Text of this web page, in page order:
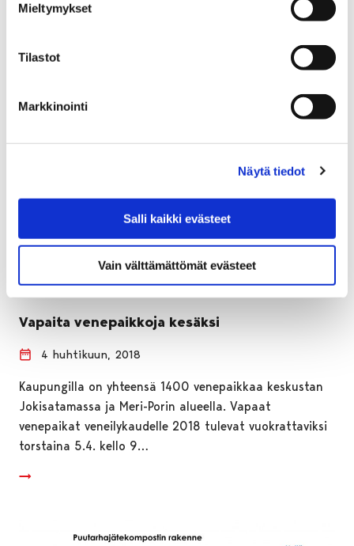
Mieltymykset
Tilastot
Markkinointi
Näytä tiedot
Salli kaikki evästeet
Vain välttämättömät evästeet
hengitettävien hiukkasten nikkelipitoisuuden
Vapaita venepaikkoja kesäksi
4 huhtikuun, 2018
Kaupungilla on yhteensä 1400 venepaikkaa keskustan
Jokisatamassa ja Meri-Porin alueella. Vapaat
venepaikat veneilykaudelle 2018 tulevat vuokrattaviksi
torstaina 5.4. kello 9…